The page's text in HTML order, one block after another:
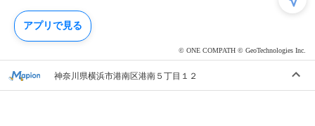
© ONE COMPATH © GeoTechnologies Inc.
神奈川県横浜市港南区港南５丁目１２
アプリで見る